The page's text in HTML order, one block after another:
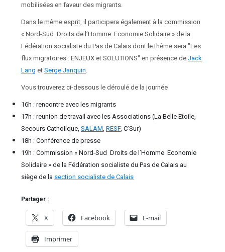
mobilisées en faveur des migrants.
Dans le même esprit, il participera également à la commission
« Nord-Sud ­ Droits de l’Homme ­ Economie Solidaire » de la
Fédération socialiste du Pas de Calais dont le thème sera "Les
flux migratoires : ENJEUX et SOLUTIONS" en présence deJack
Lang etSerge Janquin
Vous trouverez ci-dessous le déroulé de la journée
16h : rencontre avec les migrants
17h : reunion de travail avec les Associations (La Belle Etoile,
Secours Catholique,SALAM ,RESF, C’Sur)
18h : Conférence de presse
19h : Commission « Nord-Sud ­ Droits de l’Homme ­ Economie
Solidaire » de la Fédération socialiste du Pas de Calais au
siège de la section socialiste de Calais
Partager :
X Facebook E-mail
Imprimer